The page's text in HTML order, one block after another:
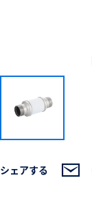
シェアする